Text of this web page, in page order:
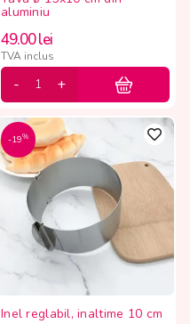
aluminiu
49.00lei
TVA inclus
-19%
Inel reglabil, inaltime 10 cm